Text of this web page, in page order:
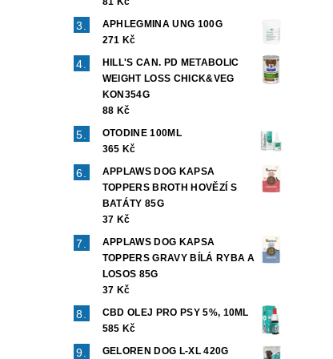
APHLEGMINA UNG 100G
271 Kč
HILL'S CAN. PD METABOLIC
WEIGHT LOSS CHICK&VEG
KON354G
88 Kč
OTODINE 100ML
365 Kč
APPLAWS DOG KAPSA
TOPPERS BROTH HOVĚZÍ S
BATÁTY 85G
37 Kč
APPLAWS DOG KAPSA
TOPPERS GRAVY BÍLÁ RYBA A
LOSOS 85G
37 Kč
CBD OLEJ PRO PSY 5%, 10ML
585 Kč
GELOREN DOG L-XL 420G